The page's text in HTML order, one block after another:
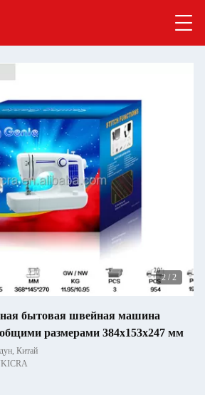
2 / 2
бытовая швейная машина
размерами 384х153х247 мм
Китай